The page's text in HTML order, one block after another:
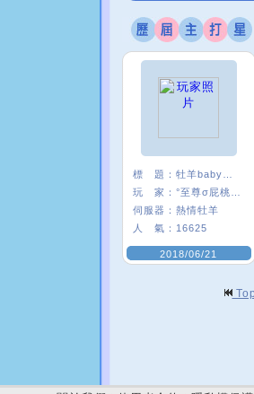
標 題：
玩 家：
伺服器： 熱情牡羊
人 氣： 16625
2018/06/21